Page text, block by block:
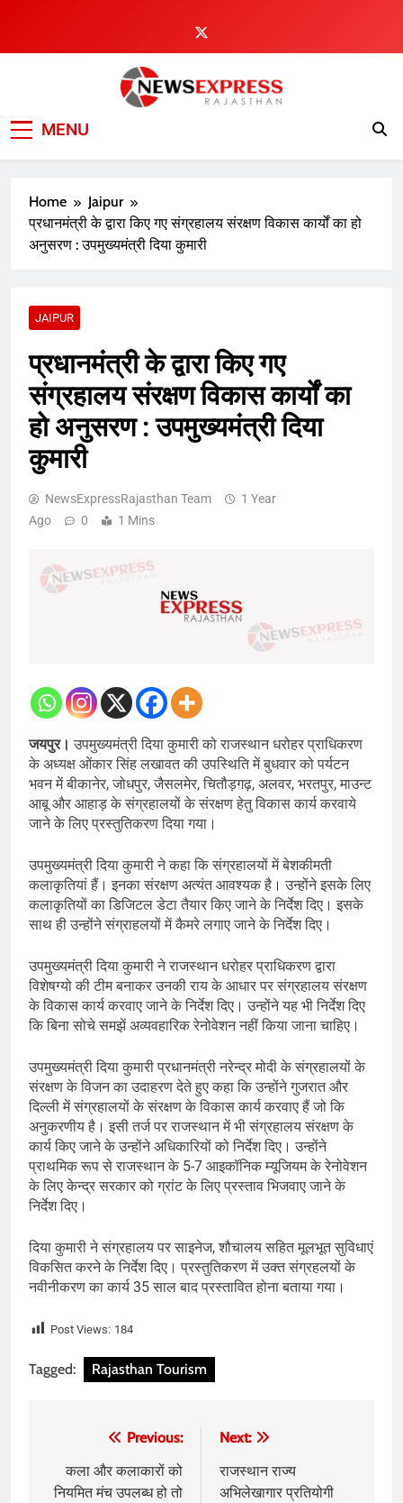
content
MENU
Home
Jaipur
प्रधानमंत्री के द्वारा किए गए संग्रहालय संरक्षण विकास कार्यों का हो
अनुसरण : उपमुख्यमंत्री दिया कुमारी
JAIPUR
प्रधानमंत्री के द्वारा किए गए
संग्रहालय संरक्षण विकास कार्यों का
हो अनुसरण : उपमुख्यमंत्री दिया
कुमारी
NewsExpressRajasthan Team
1 Year
Ago
0 1 Mins
जयपुर।उपमुख्यमंत्री दिया कुमारी को राजस्थान धरोहर प्राधिकरण
के अध्यक्ष ओंकार सिंह लखावत की उपस्थिति में बुधवार को पर्यटन
भवन में बीकानेर, जोधपुर, जैसलमेर, चितौड़गढ़, अलवर, भरतपुर, माउन्ट
आबू और आहाड़ के संग्रहालयों के संरक्षण हेतु विकास कार्य करवाये
जाने के लिए प्रस्तुतिकरण दिया गया।
उपमुख्यमंत्री दिया कुमारी ने कहा कि संग्रहालयों में बेशकीमती
कलाकृतियां हैं। इनका संरक्षण अत्यंत आवश्यक है। उन्होंने इसके लिए
कलाकृतियों का डिजिटल डेटा तैयार किए जाने के निर्देश दिए। इसके
साथ ही उन्होंने संग्राहलयों में कैमरे लगाए जाने के निर्देश दिए।
उपमुख्यमंत्री दिया कुमारी ने राजस्थान धरोहर प्राधिकरण द्वारा
विशेषग्यो की टीम बनाकर उनकी राय के आधार पर संग्रहालय संरक्षण
के विकास कार्य करवाए जाने के निर्देश दिए। उन्होंने यह भी निर्देश दिए
कि बिना सोचे समझें अव्यवहारिक रेनोवेशन नहीं किया जाना चाहिए।
उपमुख्यमंत्री दिया कुमारी प्रधानमंत्री नरेन्द्र मोदी के संग्रहालयों के
संरक्षण के विजन का उदाहरण देते हुए कहा कि उन्होंने गुजरात और
दिल्ली में संग्रहालयों के संरक्षण के विकास कार्य करवाए हैं जो कि
अनुकरणीय है। इसी तर्ज पर राजस्थान में भी संग्रहालय संरक्षण के
कार्य किए जाने के उन्होंने अधिकारियों को निर्देश दिए। उन्होंने
प्राथमिक रूप से राजस्थान के 5-7 आइकॉनिक म्यूजियम के रेनोवेशन
के लिए केन्द्र सरकार को ग्रांट के लिए प्रस्ताव भिजवाए जाने के
निर्देश दिए।
दिया कुमारी ने संग्रहालय पर साइनेज, शौचालय सहित मूलभूत सुविधाएं
विकसित करने के निर्देश दिए। प्रस्तुतिकरण में उक्त संग्रहलयों के
नवीनीकरण का कार्य 35 साल बाद प्रस्तावित होना बताया गया।
Post Views: 184
Tagged: Rajasthan Tourism
navigation
Previous:
कला और कलाकारों को
नियमित मंच उपलब्ध हो तो
Next:
राजस्थान राज्य
अभिलेखागार प्रतियोगी